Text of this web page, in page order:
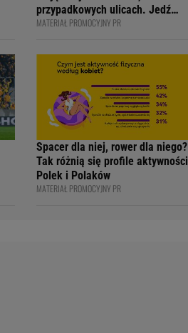
przypadkowych ulicach. Jedź
bezpiecznie - apelują
internetowi twórcy na 4F Racing
Academy
MATERIAŁ PROMOCYJNY PR
Spacer dla niej, rower dla niego?
Tak różnią się profile aktywności
Polek i Polaków
MATERIAŁ PROMOCYJNY PR